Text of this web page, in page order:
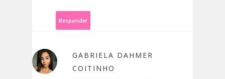
Responder
GABRIELA DAHMER
COITINHO